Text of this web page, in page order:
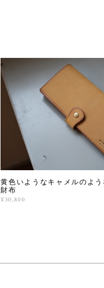
黄色いようなキャメルのよ
財布
¥30,800